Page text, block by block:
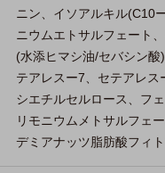
ニン、イソアルキル(C10
ニウムエトサルフェート
(水添ヒマシ油/セバシン
テアレスー7、セテアレ
シエチルセルロース、フ
リモニウムメトサルフェ
デミアナッツ脂肪酸フィ